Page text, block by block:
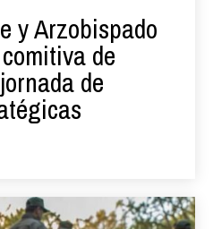
y Arzobispado
de
de